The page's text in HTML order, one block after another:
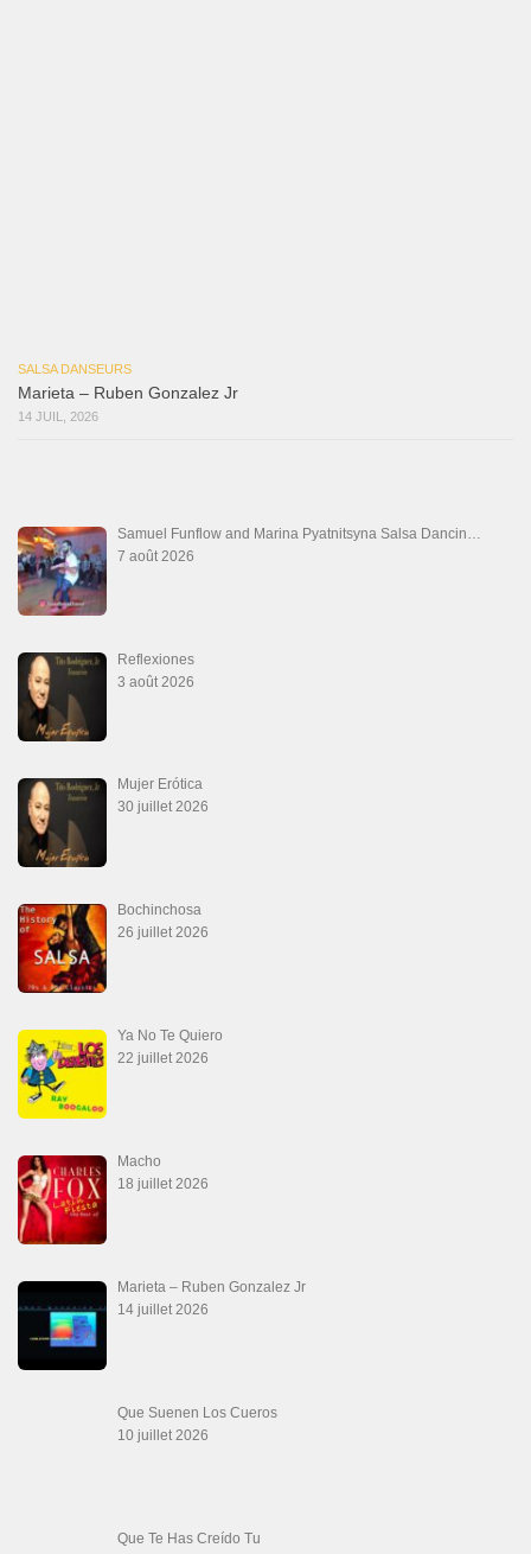
Ya No Te Quiero
22 juillet 2026
Macho
18 juillet 2026
Marieta – Ruben Gonzalez Jr
14 juillet 2026
Que Suenen Los Cueros
10 juillet 2026
Que Te Has Creído Tu
6 juillet 2026
Las Malas Lenguas
2 juillet 2026
La Tumba
28 juin 2026
Aprovechate
24 juin 2026
Teu Feitiço-Kizomba (Official 2026)